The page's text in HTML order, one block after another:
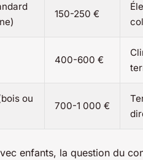
150-250 €
400-600 €
ou
700-1 000 €
enfants, la question du